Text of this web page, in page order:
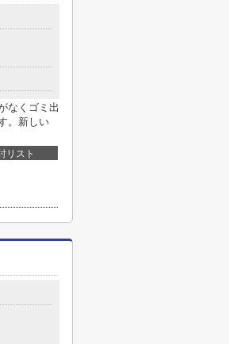
なくゴミ出
。新しい
リスト